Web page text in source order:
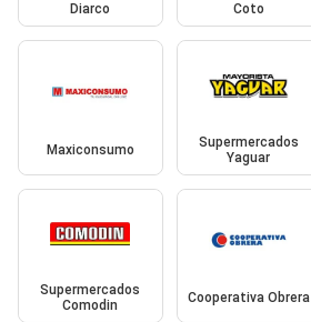
Diarco Coto
Maxiconsumo
Supermercados
Yaguar
Supermercados
Comodin
Cooperativa Obrera